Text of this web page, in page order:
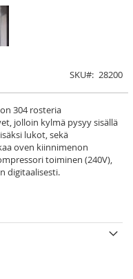
SKU 28200
304 rosteria
jolloin kylmä pysyy sisällä
lukot, sekä
oven kiinnimenon
toiminen (240V),
digitaalisesti.